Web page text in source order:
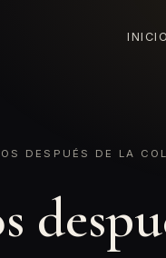
INICIO
DESPUÉS DE LA